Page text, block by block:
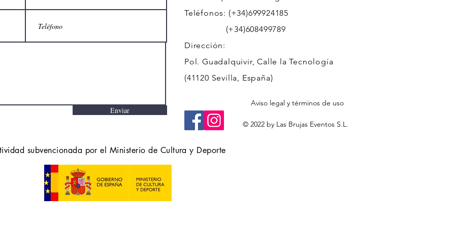
Enviar
Teléfonos: (+34)699924185
(+34)608499789
Dirección:
Pol. Guadalquivir, Calle la Tecnología
(41120 Sevilla, España)
Aviso legal y términos de uso
© 2022 by Las Brujas Eventos S.L.
subvencionada por el Ministerio de Cultura y Deporte